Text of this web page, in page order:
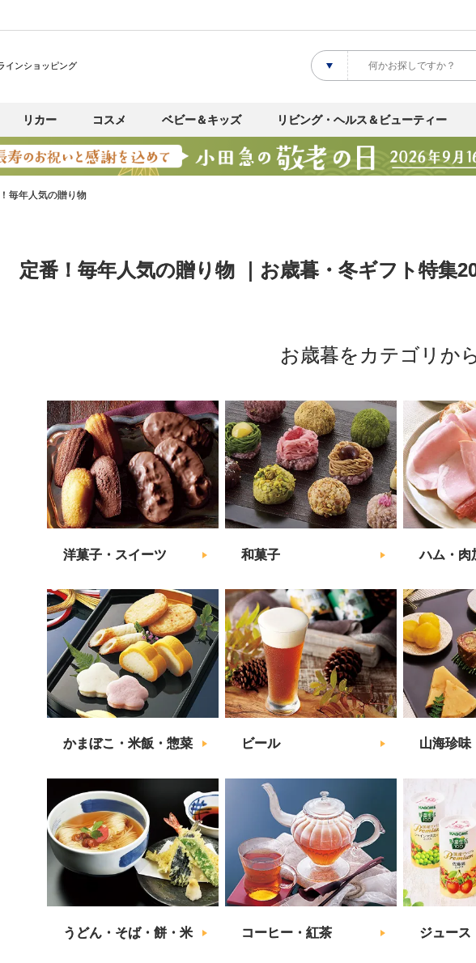
インショッピング
リカー コスメ ベビー＆キッズ リビング・ヘルス＆ビューティー
毎年人気の贈り物
定番！毎年人気の贈り物 ｜お歳暮・冬ギフト特集
お歳暮をカテゴリか
洋菓子・スイーツ 和菓子 ハム・肉
かまぼこ・米飯・惣菜 ビール 山海珍味
うどん・そば・餅・米 コーヒー・紅茶 ジュース